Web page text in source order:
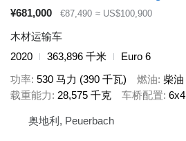
¥681,000 €87,490 ≈ US$100,900
木材运输车
2020
363,896 千米
Euro 6
功率 530 马力 (390 千瓦) 燃油 柴油
载重能力
28,575 千克 车桥配置 6x4
奥地利, Peuerbach